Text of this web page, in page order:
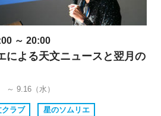
～ 20:00
による天文ニュースと翌月の
～ 9.16（水）
クラブ 星のソムリエ